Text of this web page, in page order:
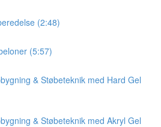
(2:48)
(5:57)
& Støbeteknik med Hard Gel
& Støbeteknik med Akryl Gel